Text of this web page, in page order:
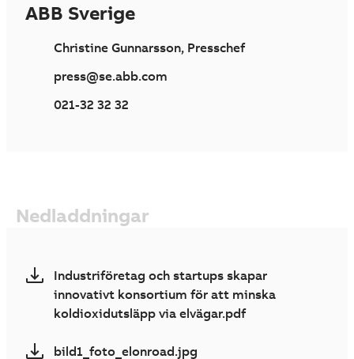
ABB Sverige
Christine Gunnarsson, Presschef
press@se.abb.com
021-32 32 32
Nedladdningar
Industriföretag och startups skapar
innovativt konsortium för att minska
koldioxidutsläpp via elvägar.pdf
bild1_foto_elonroad.jpg